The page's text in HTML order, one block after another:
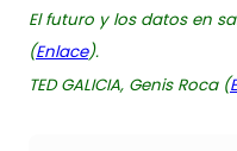
El futuro y los datos en
(Enlace).
TED GALICIA, Genis Roca (